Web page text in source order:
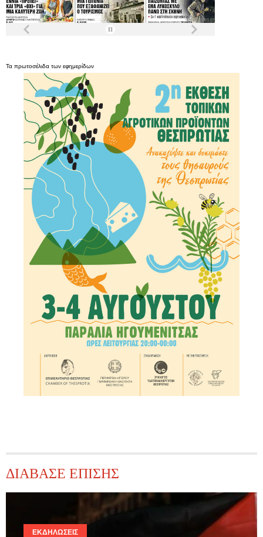
Τα πρωτοσέλιδα των εφημερίδων
ΔΙΑΒΑΣΕ ΕΠΙΣΗΣ
ΕΚΔΗΛΏΣΕΙΣ